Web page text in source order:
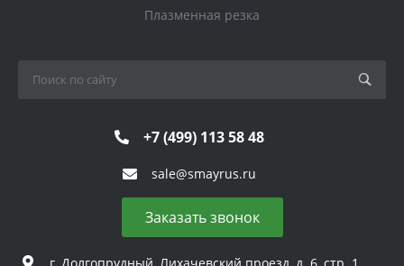
Плазменная резка
+7 (499) 113 58 48
sale@smayrus.ru
Заказать звонок